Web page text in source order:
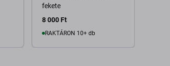
fekete
8 000 Ft
RAKTÁRON 10+ db